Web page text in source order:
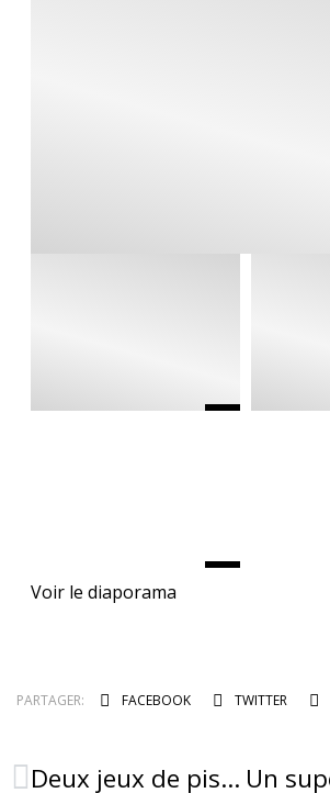
Voir le diaporama
PARTAGER: FACEBOOK TWITTER
Deux jeux de piste pour (re)découvrir Combret en s’amusant